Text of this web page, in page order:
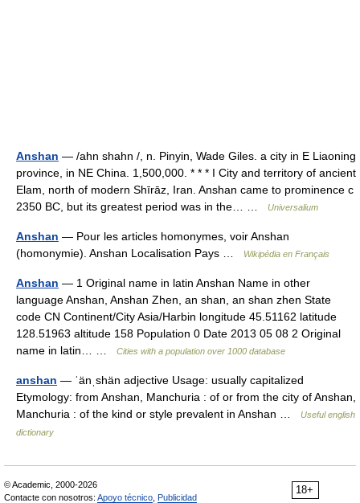
Anshan — /ahn shahn /, n. Pinyin, Wade Giles. a city in E Liaoning
province, in NE China. 1,500,000. * * * I City and territory of ancient
Elam, north of modern Shīrāz, Iran. Anshan came to prominence с
2350 BC, but its greatest period was in the… …
Universalium
Anshan — Pour les articles homonymes, voir Anshan
(homonymie). Anshan Localisation Pays …
Wikipédia en Français
Anshan — 1 Original name in latin Anshan Name in other
language Anshan, Anshan Zhen, an shan, an shan zhen State
code CN Continent/City Asia/Harbin longitude 45.51162 latitude
128.51963 altitude 158 Population 0 Date 2013 05 08 2 Original
name in latin… …
Cities with a population over 1000 database
anshan — ˈänˌshän adjective Usage: usually capitalized
Etymology: from Anshan, Manchuria : of or from the city of Anshan,
Manchuria : of the kind or style prevalent in Anshan …
Useful english
dictionary
18+
© Academic, 2000-2026
Contacte con nosotros: Apoyo técnico Publicidad